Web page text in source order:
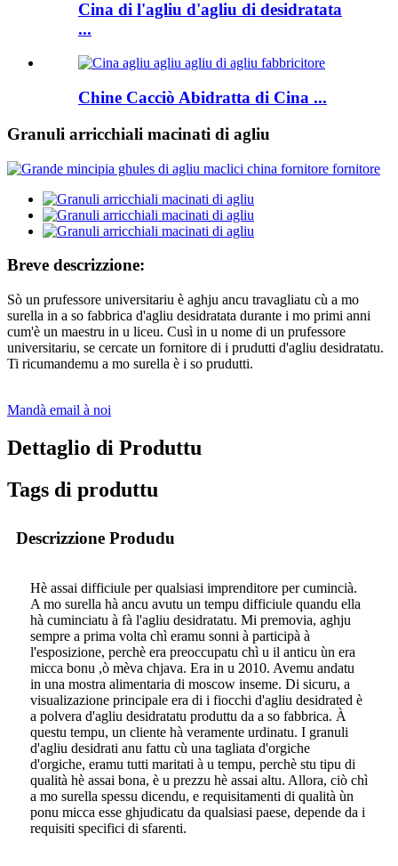
Cina di l'agliu d'agliu di desidratata
...
Chine Cacciò Abidratta di Cina ...
Granuli arricchiali macinati di agliu
Breve descrizzione:
Sò un prufessore universitariu è aghju ancu travagliatu cù a mo
surella in a so fabbrica d'agliu desidratata durante i mo primi anni
cum'è un maestru in u liceu. Cusì in u nome di un prufessore
universitariu, se cercate un fornitore di i prudutti d'agliu desidratatu.
Ti ricumandemu a mo surella è i so prudutti.
Mandà email à noi
Dettaglio di Produttu
Tags di produttu
Descrizzione Produdu
Hè assai difficiule per qualsiasi imprenditore per cumincià.
A mo surella hà ancu avutu un tempu difficiule quandu ella
hà cuminciatu à fà l'agliu desidratatu. Mi premovia, aghju
sempre a prima volta chì eramu sonni à participà à
l'esposizione, perchè era preoccupatu chì u il anticu ùn era
micca bonu ,ò mèva chjava. Era in u 2010. Avemu andatu
in una mostra alimentaria di moscow inseme. Di sicuru, a
visualizazione principale era di i fiocchi d'agliu desidrated è
a polvera d'agliu desidratatu produttu da a so fabbrica. À
questu tempu, un cliente hà veramente urdinatu. I granuli
d'agliu desidrati anu fattu cù una tagliata d'orgiche
d'orgiche, eramu tutti maritati à u tempu, perchè stu tipu di
qualità hè assai bona, è u prezzu hè assai altu. Allora, ciò chì
a mo surella spessu dicendu, e requisitamenti di qualità ùn
ponu micca esse ghjudicatu da qualsiasi paese, depende da i
requisiti specifici di sfarenti.